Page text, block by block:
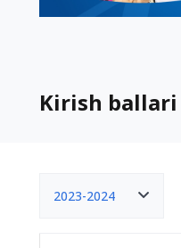
Kirish
2023-2024